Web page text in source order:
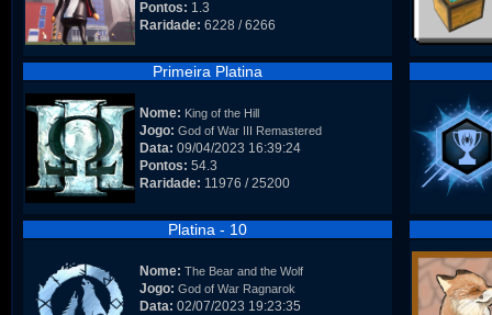
Pontos: 1.3
Raridade: 6228 / 6266
Primeira Platina
Nome: King of the Hill
Jogo: God of War III Remastered
Data: 09/04/2023 16:39:24
Pontos: 54.3
Raridade: 11976 / 25200
Platina - 10
Nome: The Bear and the Wolf
Jogo: God of War Ragnarok
Data: 02/07/2023 19:23:35